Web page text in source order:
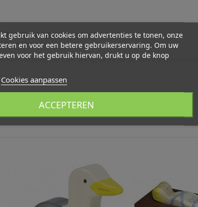
Beschrijving Beoordelingen (2)
doet hij het ook heel goed op de winterse seizoenstafel.
gebruik van cookies om advertenties te tonen, onze
en voor een betere gebruikerservaring. Om uw
voor het gebruik hiervan, drukt u op de knop
Cookies aanpassen
ACCEPTEREN